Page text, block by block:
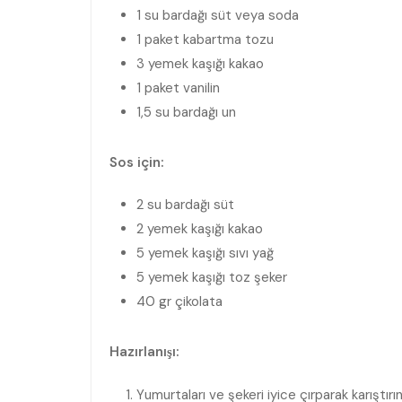
1 su bardağı süt veya soda
1 paket kabartma tozu
3 yemek kaşığı kakao
1 paket vanilin
1,5 su bardağı un
Sos için:
2 su bardağı süt
2 yemek kaşığı kakao
5 yemek kaşığı sıvı yağ
5 yemek kaşığı toz şeker
40 gr çikolata
Hazırlanışı:
Yumurtaları ve şekeri iyice çırparak